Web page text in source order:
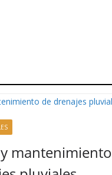
mantenimiento